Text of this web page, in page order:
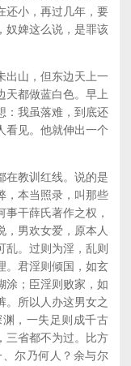
还小，再过几年，要
奴婢这么说，是罪该
山，但东边天上一
天都做蓝白色。早上
：我虽落难，到底还
看见。他就伸出一个
教训红线。说的是
，本当照录，叫那些
干薛氏著作之权，
，男欢女爱，原本人
乱。过则为淫，乱则
。君淫则倾国，如玄
涂；臣淫则败家，如
。所以人办这男女之
，一失足则成千古
三省都不为过。比方
尔乃何人？余与尔